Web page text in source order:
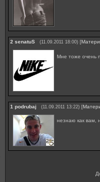
2 senatuS (11.09.2011 18:00) [
Мне тоже очень
1 podrubaj (11.09.2011 13:22) [
незнаю как вам,